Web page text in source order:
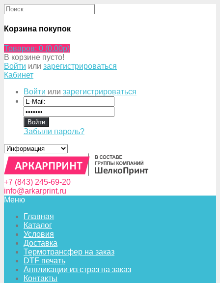
Корзина покупок
Товаров: 0 (0.00p)
В корзине пусто!
Войти или зарегистрироваться
Кабинет
Войти или зарегистрироваться
Забыли пароль?
+7 (843) 245-69-20
info@arkarprint.ru
Меню
Главная
Каталог
Условия
Доставка
Термотрансфер на заказ
DTF печать
Аппликации из страз на заказ
Контакты